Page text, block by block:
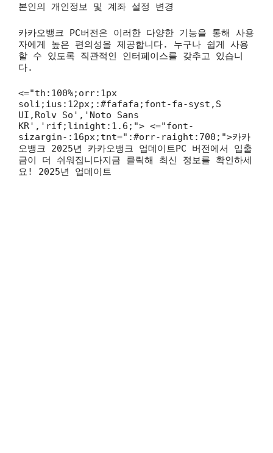
본인의 개인정보 및 계좌 설정 변경
카카오뱅크 PC버전은 이러한 다양한 기능을 통해 사용
자에게 높은 편의성을 제공합니다. 누구나 쉽게 사용
할 수 있도록 직관적인 인터페이스를 갖추고 있습니
다.
<="th:100%;orr:1px
soli;ius:12px;:#fafafa;font-fa-syst,S
UI,Rolv So','Noto Sans
KR','rif;linight:1.6;"> <="font-
sizargin-:16px;tnt=":#orr-raight:700;">카카
오뱅크 2025년 카카오뱅크 업데이트PC 버전에서 입출
금이 더 쉬워집니다지금 클릭해 최신 정보를 확인하세
요! 2025년 업데이트